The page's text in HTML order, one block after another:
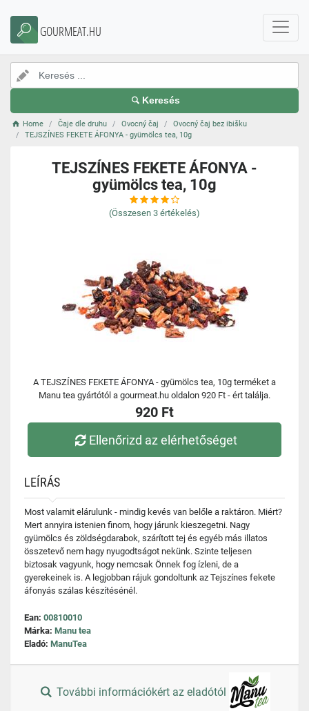
GOURMEAT.HU
Keresés
Home Čaje dle druhu Ovocný čaj
Ovocný čaj bez ibišku
TEJSZÍNES FEKETE ÁFONYA - gyümölcs tea, 10g
TEJSZÍNES FEKETE ÁFONYA -
gyümölcs tea, 10g
(Összesen 3 értékelés)
A TEJSZÍNES FEKETE ÁFONYA - gyümölcs tea, 10g terméket a
Manu tea gyártótól a gourmeat.hu oldalon 920 Ft - ért találja.
920 Ft
Ellenőrizd az elérhetőséget
LEÍRÁS
Most valamit elárulunk - mindig kevés van belőle a raktáron. Miért?
Mert annyira istenien finom, hogy járunk kieszegetni. Nagy
gyümölcs és zöldségdarabok, szárított tej és egyéb más illatos
összetevő nem hagy nyugodtságot nekünk. Szinte teljesen
biztosak vagyunk, hogy nemcsak Önnek fog ízleni, de a
gyerekeinek is. A legjobban rájuk gondoltunk az Tejszínes fekete
áfonyás szálas készítésénél.
Ean: 00810010
Márka: Manu tea
Eladó: ManuTea
További információkért az eladótól